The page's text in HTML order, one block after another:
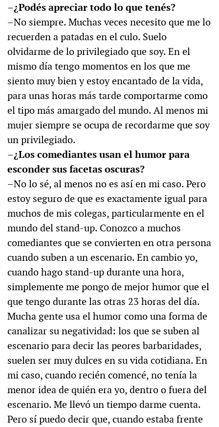
–¿Podés apreciar todo lo que tenés?
–No siempre. Muchas veces necesito que me lo
recuerden a patadas en el culo. Suelo
olvidarme de lo privilegiado que soy. En el
mismo día tengo momentos en los que me
siento muy bien y estoy encantado de la vida,
para unas horas más tarde comportarme como
el tipo más amargado del mundo. Al menos mi
mujer siempre se ocupa de recordarme que soy
un privilegiado.
–¿Los comediantes usan el humor para
esconder sus facetas oscuras?
–No lo sé, al menos no es así en mi caso. Pero
estoy seguro de que es exactamente igual para
muchos de mis colegas, particularmente en el
mundo del stand-up. Conozco a muchos
comediantes que se convierten en otra persona
cuando suben a un escenario. En cambio yo,
cuando hago stand-up durante una hora,
simplemente me pongo de mejor humor que el
que tengo durante las otras 23 horas del día.
Mucha gente usa el humor como una forma de
canalizar su negatividad: los que se suben al
escenario para decir las peores barbaridades,
suelen ser muy dulces en su vida cotidiana. En
mi caso, cuando recién comencé, no tenía la
menor idea de quién era yo, dentro o fuera del
escenario. Me llevó un tiempo darme cuenta.
Pero sí puedo decir que, cuando estaba frente